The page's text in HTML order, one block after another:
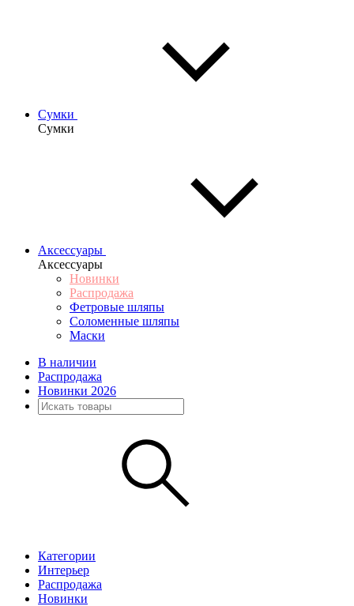
Сумки
Сумки
Аксессуары
Аксессуары
Новинки
Распродажа
Фетровые шляпы
Соломенные шляпы
Маски
В наличии
Распродажа
Новинки 2026
Категории
Интерьер
Распродажа
Новинки